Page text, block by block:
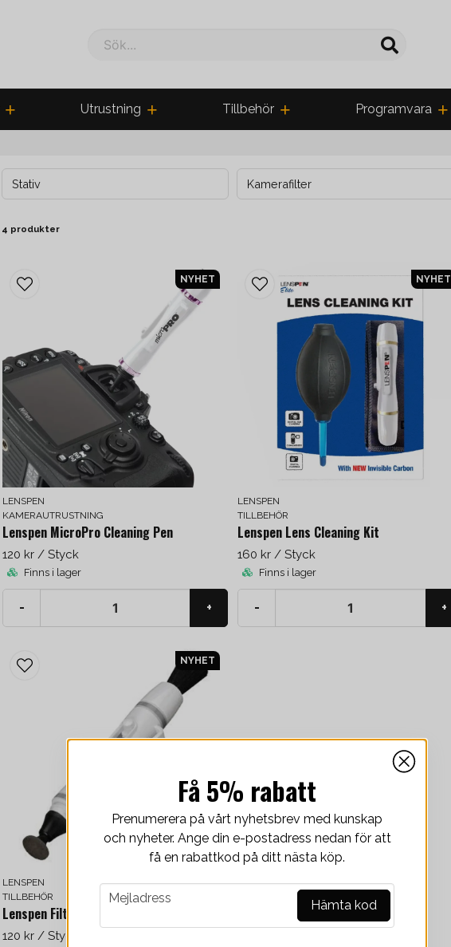
Sök...
Utrustning Tillbehör Programvara
Stativ Kamerafilter
4 produkter
LENSPEN
KAMERAUTRUSTNING
Lenspen MicroPro Cleaning Pen
120 kr / Styck
Finns i lager
- +
NYHET
LENSPEN
TILLBEHÖR
Lenspen Lens Cleaning Kit
160 kr / Styck
Finns i lager
- +
NYHET
LENSPEN
TILLBEHÖR
Lenspen Filterklear Cleaning Pen
120 kr / Styck
NYHET
Få 5% rabatt
Prenumerera på vårt nyhetsbrev med kunskap
och nyheter. Ange din e-postadress nedan för att
få en rabattkod på ditt nästa köp.
email
Mejladress Hämta kod